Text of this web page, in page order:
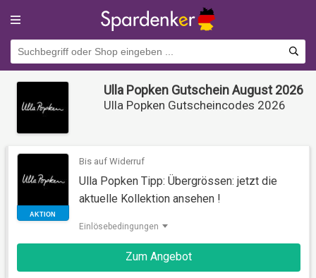
Ulla Popken Gutschein August 2026
Ulla Popken Gutscheincodes 2026
Bis auf Widerruf
Ulla Popken Tipp: Übergrössen: jetzt die
aktuelle Kollektion ansehen !
Einlösebedingungen
Zum Angebot